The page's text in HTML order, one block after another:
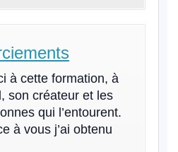
à cette formation, à
son créateur et les
qui l’entourent.
à vous j’ai obtenu